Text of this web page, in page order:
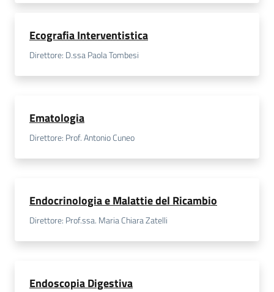
Ecografia Interventistica
Direttore: D.ssa Paola Tombesi
Ematologia
Direttore: Prof. Antonio Cuneo
Endocrinologia e Malattie del Ricambio
Direttore: Prof.ssa. Maria Chiara Zatelli
Endoscopia Digestiva